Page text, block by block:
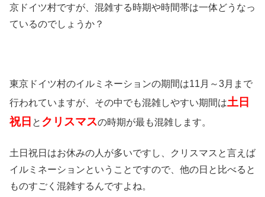
京ドイツ村ですが、混雑する時期や時間帯は一体どうなっ
ているのでしょうか？
東京ドイツ村のイルミネーションの期間は11月～3月まで
行われていますが、その中でも混雑しやすい期間は土日
祝日 と クリスマスの時期が最も混雑します。
土日祝日はお休みの人が多いですし、クリスマスと言えば
イルミネーションということですので、他の日と比べると
ものすごく混雑するんですよね。